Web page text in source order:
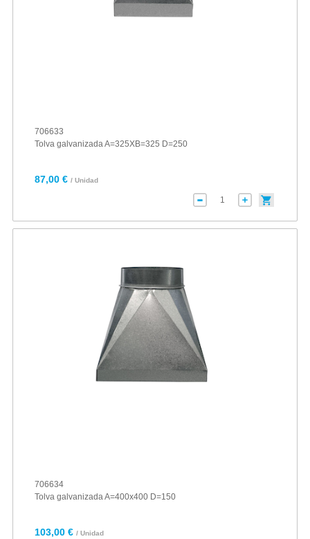
706633
Tolva galvanizada A=325XB=325 D=250
87,00 € / Unidad
706634
Tolva galvanizada A=400x400 D=150
103,00 € / Unidad